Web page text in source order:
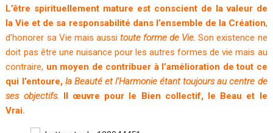
L’être spirituellement mature est conscient de la valeur de
la Vie et de sa responsabilité dans l’ensemble de la Création,
d’honorer sa Vie mais aussi toute forme de Vie. Son existence ne
doit pas être une nuisance pour les autres formes de vie mais au
contraire, un moyen de contribuer à l’amélioration de tout ce
qui l’entoure,la Beauté et l’Harmonie étant toujours au centre de
ses objectifs. Il œuvre pour le Bien collectif, le Beau et le
Vrai.